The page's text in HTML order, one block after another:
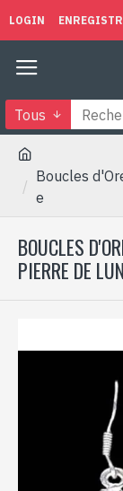
LOGIN
Tous
Boucles
e
BOUCLES
PIERRE DE